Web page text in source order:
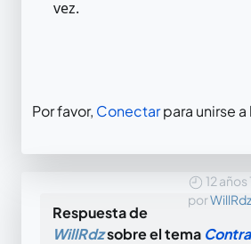
vez.
Por favor, Conectarpara unirse
12
porWillRdz
Respuesta de
WillRdzsobre el tema